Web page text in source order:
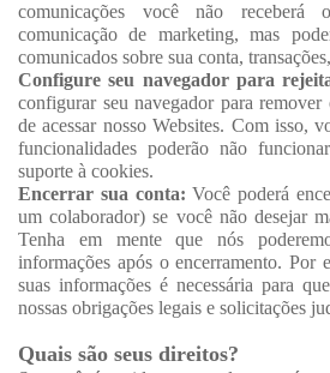
comunicações você não receberá
comunicação de marketing, mas
comunicados sobre sua conta,
Configure seu navegador para
configurar seu navegador para
de acessar nosso Websites. Com isso,
funcionalidades poderão não
suporte à cookies.
Encerrar sua conta: Você poderá
um colaborador) se você não desejar
Tenha em mente que nós
informações após o encerramento. Por
suas informações é necessária para
nossas obrigações legais e solicitações
Quais são seus direitos?